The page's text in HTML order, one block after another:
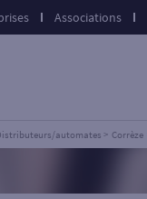
Associations
automates Corrèze